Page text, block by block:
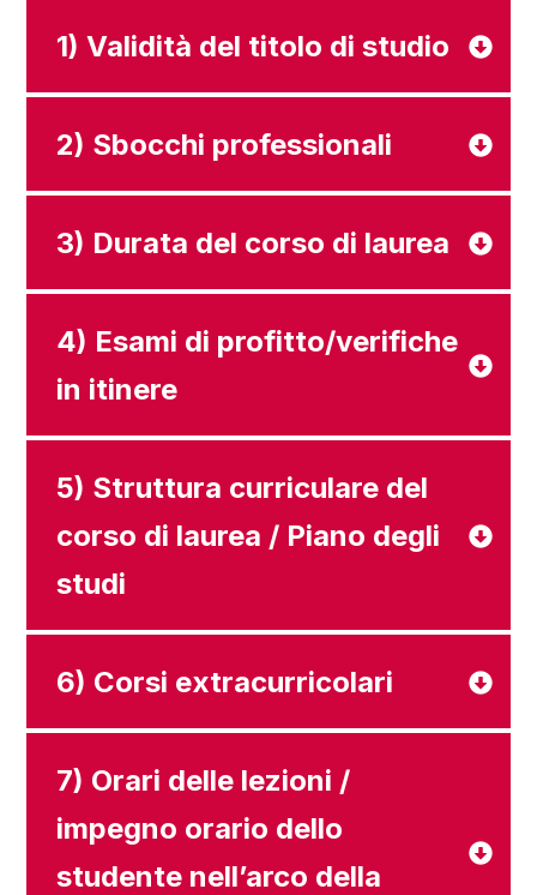
1) Validità del titolo di studio
2) Sbocchi professionali
3) Durata del corso di laurea
4) Esami di profitto/verifiche
in itinere
5) Struttura curriculare del
corso di laurea / Piano degli
studi
6) Corsi extracurricolari
7) Orari delle lezioni /
impegno orario dello
studente nell’arco della